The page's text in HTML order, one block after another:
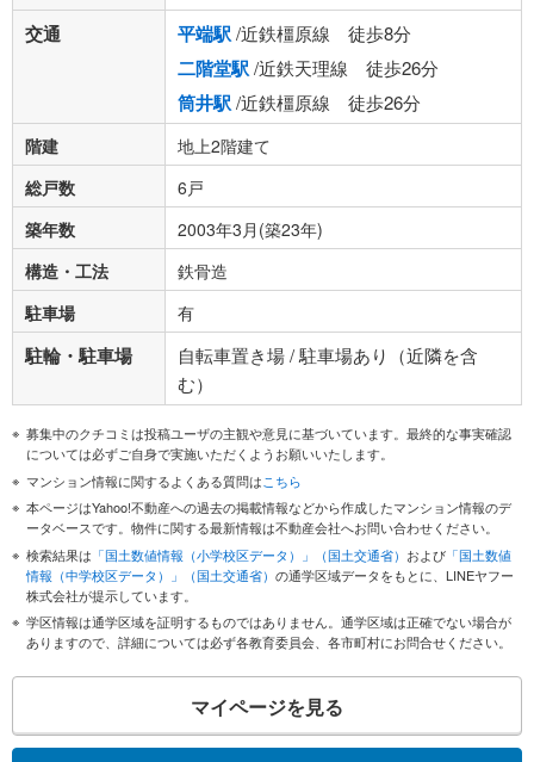
交通 平端駅/近鉄橿原線 徒歩8分
二階堂駅/近鉄天理線 徒歩26分
筒井駅/近鉄橿原線 徒歩26分
階建
地上2階建て
総戸数
6戸
築年数
2003年3月(築23年)
構造・工法
鉄骨造
駐車場
有
駐輪・駐車場
自転車置き場 / 駐車場あり（近隣を含
む）
募集中のクチコミは投稿ユーザの主観や意見に基づいています。最終的な事実確認
については必ずご自身で実施いただくようお願いいたします。
マンション情報に関するよくある質問はこちら
本ページはYahoo!不動産への過去の掲載情報などから作成したマンション情報のデ
ータベースです。物件に関する最新情報は不動産会社へお問い合わせください。
検索結果は 「国土数値情報（小学校区データ）」（国土交通省） および 「国土数値
情報（中学校区データ）」（国土交通省） の通学区域データをもとに、LINEヤフー
株式会社が提示しています。
学区情報は通学区域を証明するものではありません。通学区域は正確でない場合が
ありますので、詳細については必ず各教育委員会、各市町村にお問合せください。
マイページを見る